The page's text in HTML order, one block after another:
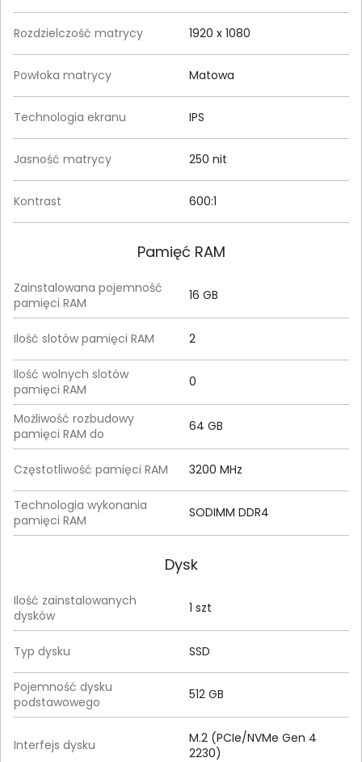
Rozdzielczość matrycy 1920 x 1080
Powłoka matrycy Matowa
Technologia ekranu IPS
Jasność matrycy 250 nit
Kontrast 600:1
Pamięć RAM
Zainstalowana pojemność
pamięci RAM
16 GB
Ilość slotów pamięci RAM 2
Ilość wolnych slotów
pamięci RAM
0
Możliwość rozbudowy
pamięci RAM do
64 GB
Częstotliwość pamięci RAM 3200 MHz
Technologia wykonania
pamięci RAM
SODIMM DDR4
Dysk
Ilość zainstalowanych
dysków
1 szt
Typ dysku SSD
Pojemność dysku
podstawowego
512 GB
Interfejs dysku
M.2 (PCIe/NVMe Gen 4
2230)